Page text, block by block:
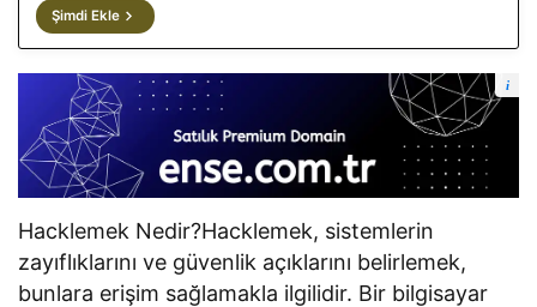
Şimdi Ekle
i
Hacklemek Nedir?Hacklemek, sistemlerin
zayıflıklarını ve güvenlik açıklarını belirlemek,
bunlara erişim sağlamakla ilgilidir. Bir bilgisayar